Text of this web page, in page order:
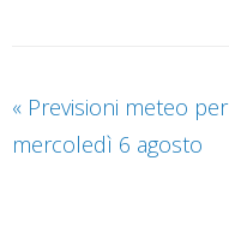
« Previsioni meteo per
mercoledì 6 agosto